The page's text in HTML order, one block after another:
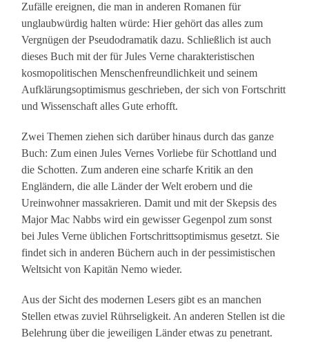
Zufälle ereignen, die man in anderen Romanen für
unglaubwürdig halten würde: Hier gehört das alles zum
Vergnügen der Pseudodramatik dazu. Schließlich ist auch
dieses Buch mit der für Jules Verne charakteristischen
kosmopolitischen Menschenfreundlichkeit und seinem
Aufklärungsoptimismus geschrieben, der sich von Fortschritt
und Wissenschaft alles Gute erhofft.
Zwei Themen ziehen sich darüber hinaus durch das ganze
Buch: Zum einen Jules Vernes Vorliebe für Schottland und
die Schotten. Zum anderen eine scharfe Kritik an den
Engländern, die alle Länder der Welt erobern und die
Ureinwohner massakrieren. Damit und mit der Skepsis des
Major Mac Nabbs wird ein gewisser Gegenpol zum sonst
bei Jules Verne üblichen Fortschrittsoptimismus gesetzt. Sie
findet sich in anderen Büchern auch in der pessimistischen
Weltsicht von Kapitän Nemo wieder.
Aus der Sicht des modernen Lesers gibt es an manchen
Stellen etwas zuviel Rührseligkeit. An anderen Stellen ist die
Belehrung über die jeweiligen Länder etwas zu penetrant.